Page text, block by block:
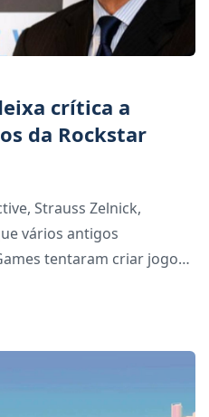
crítica a
da Rockstar
Strauss Zelnick,
vários antigos
tentaram criar jogos
declarações surgiram